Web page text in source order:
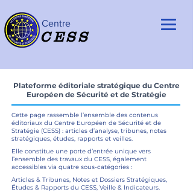
Centre
CESS
Plateforme éditoriale stratégique du Centre
Européen de Sécurité et de Stratégie
Cette page rassemble l’ensemble des contenus
éditoriaux du Centre Européen de Sécurité et de
Stratégie (CESS) : articles d’analyse, tribunes, notes
stratégiques, études, rapports et veilles.
Elle constitue une porte d’entrée unique vers
l’ensemble des travaux du CESS, également
accessibles via quatre sous-catégories :
Articles & Tribunes, Notes et Dossiers Stratégiques,
Études & Rapports du CESS, Veille & Indicateurs.